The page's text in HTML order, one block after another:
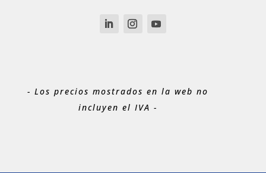
- Los precios mostrados en la web no
incluyen el IVA -